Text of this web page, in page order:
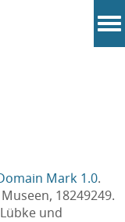
Mark 1.0.
18249249.
und